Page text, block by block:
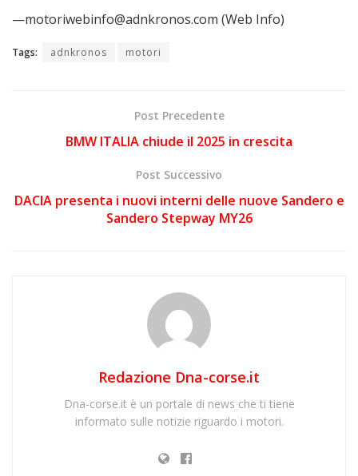
—motoriwebinfo@adnkronos.com (Web Info)
Tags: adnkronos motori
Post Precedente
BMW ITALIA chiude il 2025 in crescita
Post Successivo
DACIA presenta i nuovi interni delle nuove Sandero e
Sandero Stepway MY26
Redazione Dna-corse.it
Dna-corse.it è un portale di news che ti tiene
informato sulle notizie riguardo i motori.